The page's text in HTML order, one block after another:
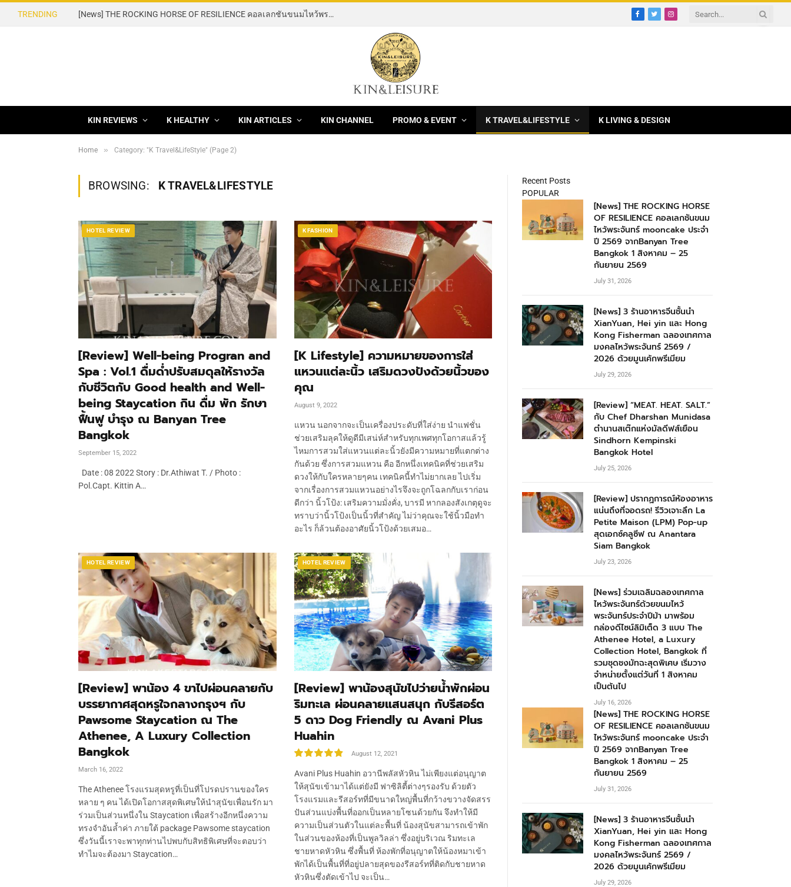
TRENDING [News] THE ROCKING HORSE OF RESILIENCE คอลเลกชันขนมไหว้พระจันทร์ mooncake ประจำปี 2569 จากBanyan Tree Bangkok 1 สิงหาคม – 25 กันยายน 2569
Facebook
TwitterInstagram
KIN REVIEWS K HEALTHY KIN ARTICLES KIN CHANNEL PROMO & EVENT K TRAVEL&LIFESTYLE K LIVING & DESIGN
Home » Category: "K Travel&LifeStyle" (Page 2)
BROWSING: K TRAVEL&LIFESTYLE
HOTEL REVIEW
[Review] Well-being Progran and
Spa : Vol.1 ดื่มด่ำปรับสมดุลให้รางวัล
กับชีวิตกับ Good health and Well-
being Staycation กิน ดื่ม พัก รักษา
ฟื้นฟู บำรุง ณ Banyan Tree
Bangkok
September 15, 2022
Date : 08 2022 Story : Dr.Athiwat T. / Photo :
Pol.Capt. Kittin A…
K FASHION
[K Lifestyle] ความหมายของการใส่
แหวนแต่ละนิ้ว เสริมดวงปังด้วยนิ้วของ
คุณ
August 9, 2022
แหวน นอกจากจะเป็นเครื่องประดับที่ใส่ง่าย นำแฟชั่น
ช่วยเสริมลุคให้ดูดีมีเสน่ห์สำหรับทุกเพศทุกโอกาสแล้วรู้
ไหมการสวมใส่แหวนแต่ละนิ้วยังมีความหมายที่แตกต่าง
กันด้วย ซึ่งการสวมแหวน คือ อีกหนึ่งเทคนิคที่ช่วยเสริม
ดวงให้กับใครหลายๆคน เทคนิคนี้ทำไม่ยากเลย ไปเริ่ม
จากเรื่องการสวมแหวนอย่างไรจึงจะถูกโฉลกกับเราก่อน
ดีกว่า นิ้วโป้ง: เสริมความมั่งคั่ง, บารมี หากลองสังเกตุดูจะ
ทราบว่านิ้วโป้งเป็นนิ้วที่สำคัญ ไม่ว่าคุณจะใช้นิ้วมือทำ
อะไร ก็ล้วนต้องอาศัยนิ้วโป้งด้วยเสมอ…
HOTEL REVIEW
[Review] พาน้อง 4 ขาไปผ่อนคลายกับ
บรรยากาศสุดหรูใจกลางกรุงฯ กับ
Pawsome Staycation ณ The
Athenee, A Luxury Collection
Bangkok
March 16, 2022
The Athenee โรงแรมสุดหรูที่เป็นที่โปรดปรานของใคร
หลาย ๆ คน ได้เปิดโอกาสสุดพิเศษให้นำสุนัขเพื่อนรัก มา
ร่วมเป็นส่วนหนึ่งใน Staycation เพื่อสร้างอีกหนึ่งความ
ทรงจำอันล้ำค่า ภายใต้ package Pawsome staycation
ซึ่งวันนี้เราจะพาทุกท่านไปพบกับสิทธิพิเศษที่จะตอบว่า
ทำไมจะต้องมา Staycation…
HOTEL REVIEW
[Review] พาน้องสุนัขไปว่ายน้ำพักผ่อน
ริมทะเล ผ่อนคลายแสนสนุก กับรีสอร์ต
5 ดาว Dog Friendly ณ Avani Plus
Huahin
9.8
August 12, 2021
Avani Plus Huahin อวานีพลัสหัวหิน ไม่เพียงแต่อนุญาต
ให้สุนัขเข้ามาได้แต่ยังมี ฟาซิลิตี้ต่างๆรองรับ​ ด้วยตัว
โรงแรมและรีสอร์ทที่มีขนาดใหญ่พื้นที่กว้างขวางจัดสรร
ปันส่วนแบ่งพื้นที่ออกเป็นหลายโซนด้วยกัน จึงทำให้มี
ความเป็นส่วนตัวในแต่ละพื้นที่ น้องสุนัขสามารถเข้าพัก
ในส่วนของห้องที่เป็นพูลวิลล่า ซึ่งอยู่บริเวณ ริมทะเล
ชายหาดหัวหิน​ ซึ่งพื้นที่ ห้องพักที่อนุญาตให้น้องหมาเข้า
พักได้เป็นพื้นที่ที่อยู่ปลายสุดของรีสอร์ทที่ติดกับชายหาด
หัวหินซึ่งตัดเข้าไป จะเป็น…
Recent Posts
POPULAR
[News] THE ROCKING HORSE
OF RESILIENCE คอลเลกชันขนม
ไหว้พระจันทร์ mooncake ประจำ
ปี 2569 จากBanyan Tree
Bangkok 1 สิงหาคม – 25
กันยายน 2569
July 31, 2026
[News] 3 ร้านอาหารจีนชั้นนำ
XianYuan, Hei yin และ Hong
Kong Fisherman ฉลองเทศกาล
มงคลไหว้พระจันทร์ 2569 /
2026 ด้วยมูนเค้กพรีเมียม
July 29, 2026
[Review] “MEAT. HEAT. SALT.”
กับ Chef Dharshan Munidasa
ตำนานสเต๊กแห่งมัลดีฟส์เยือน
Sindhorn Kempinski
Bangkok Hotel
July 25, 2026
[Review] ปรากฏการณ์ห้องอาหาร
แน่นถึงที่จอดรถ! รีวิวเจาะลึก La
Petite Maison (LPM) Pop-up
สุดเอกซ์คลูซีฟ ณ Anantara
Siam Bangkok
July 23, 2026
[News] ร่วมเฉลิมฉลองเทศกาล
ไหว้พระจันทร์ด้วยขนมไหว้
พระจันทร์ประจำปีม้า มาพร้อม
กล่องดีไซน์ลิมิเต็ด 3 แบบ The
Athenee Hotel, a Luxury
Collection Hotel, Bangkok ที่
รวมชุดชงมัทฉะสุดพิเศษ เริ่มวาง
จำหน่ายตั้งแต่วันที่ 1 สิงหาคม
เป็นต้นไป
July 16, 2026
[News] THE ROCKING HORSE
OF RESILIENCE คอลเลกชันขนม
ไหว้พระจันทร์ mooncake ประจำ
ปี 2569 จากBanyan Tree
Bangkok 1 สิงหาคม – 25
กันยายน 2569
July 31, 2026
[News] 3 ร้านอาหารจีนชั้นนำ
XianYuan, Hei yin และ Hong
Kong Fisherman ฉลองเทศกาล
มงคลไหว้พระจันทร์ 2569 /
2026 ด้วยมูนเค้กพรีเมียม
July 29, 2026